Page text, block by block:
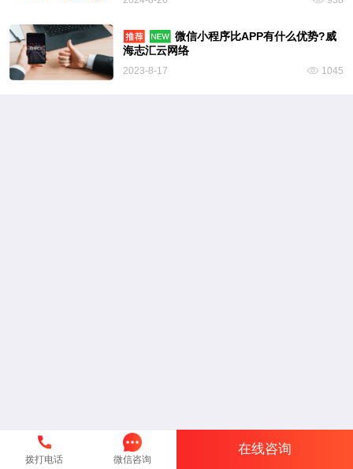
微信小程序比APP有什么优势?威
海志汇云网络
1045
2023-8-17
拨打电话 微信咨询
在线咨询